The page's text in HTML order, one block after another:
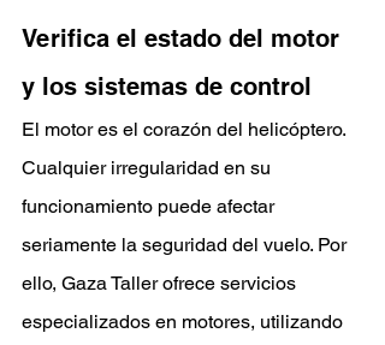
Verifica el estado del motor
y los sistemas de control
El motor es el corazón del helicóptero.
Cualquier irregularidad en su
funcionamiento puede afectar
seriamente la seguridad del vuelo. Por
ello, Gaza Taller ofrece servicios
especializados en motores, utilizando